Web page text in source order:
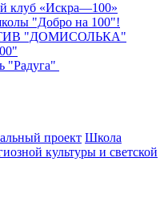
клуб «Искра—100»
"Добро на 100"!
"ДОМИСОЛЬКА"
"Радуга"
проект Школа
культуры и светской